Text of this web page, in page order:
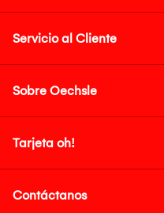
Servicio al Cliente
Sobre Oechsle
Tarjeta oh!
Contáctanos